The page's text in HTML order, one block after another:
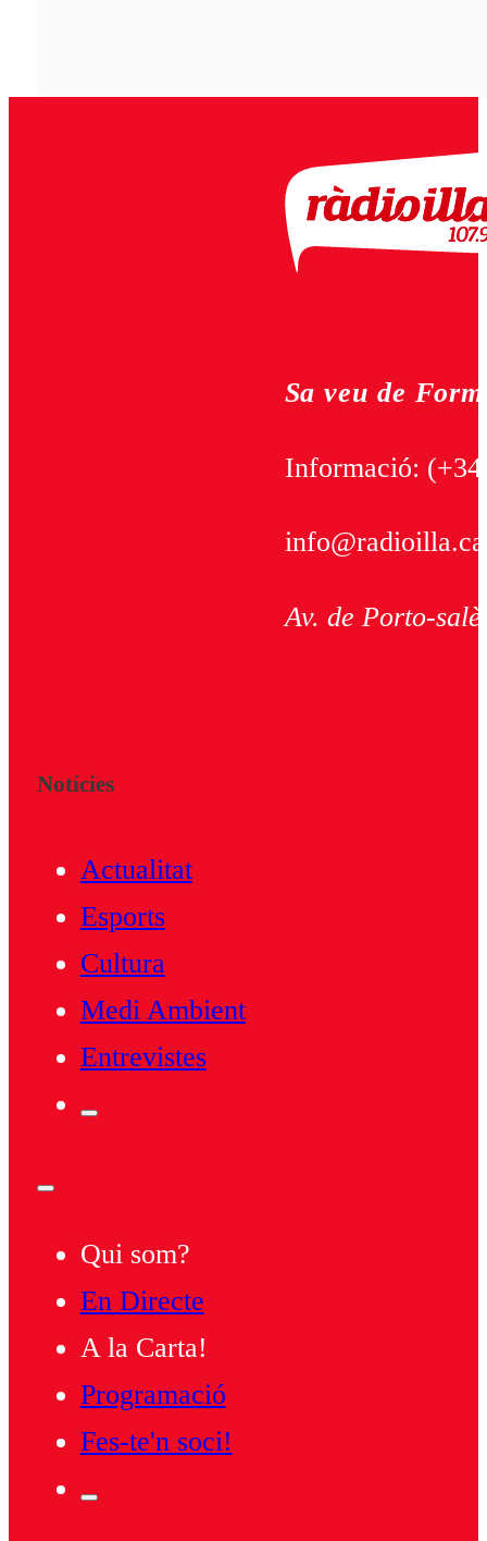
Sa veu de
Informació:
Av. de Porto-
Notícies
Actualitat
Esports
Cultura
Medi Ambient
Entrevistes
Qui som?
En Directe
A la Carta!
Programació
Fes-te'n soci!